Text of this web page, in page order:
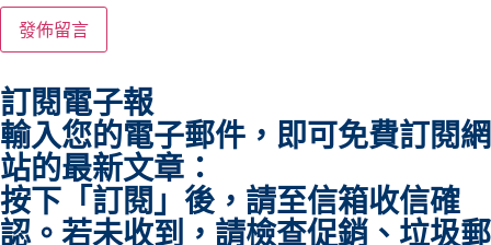
訂閱電子報
輸入您的電子郵件，即可免費訂閱網
站的最新文章：
按下「訂閱」後，請至信箱收信確
認。若未收到，請檢查促銷、垃圾郵